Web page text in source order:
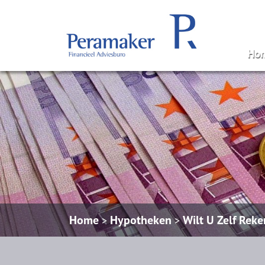
Home > Hypotheken > Wilt U Zelf